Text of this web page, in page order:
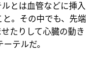
とは血管などに挿入
。その中でも、先端
たりして心臓の動き
テルだ。